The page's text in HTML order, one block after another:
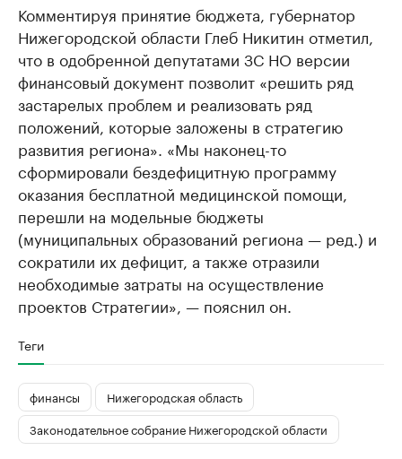
Комментируя принятие бюджета, губернатор
Нижегородской области Глеб Никитин отметил,
что в одобренной депутатами ЗС НО версии
финансовый документ позволит «решить ряд
застарелых проблем и реализовать ряд
положений, которые заложены в стратегию
развития региона». «Мы наконец-то
сформировали бездефицитную программу
оказания бесплатной медицинской помощи,
перешли на модельные бюджеты
(муниципальных образований региона — ред.) и
сократили их дефицит, а также отразили
необходимые затраты на осуществление
проектов Стратегии», — пояснил он.
Теги
финансы
Нижегородская область
Законодательное собрание Нижегородской области